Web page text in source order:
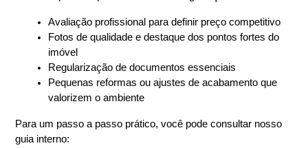
Avaliação profissional para definir preço competitivo
Fotos de qualidade e destaque dos pontos fortes do
imóvel
Regularização de documentos essenciais
Pequenas reformas ou ajustes de acabamento que
valorizem o ambiente
Para um passo a passo prático, você pode consultar nosso
guia interno: